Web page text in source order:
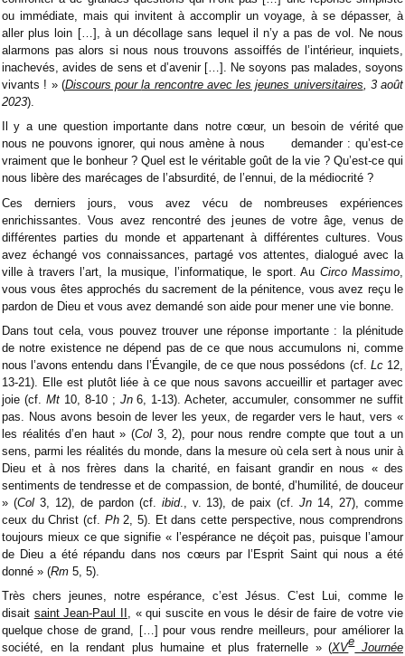
ou immédiate, mais qui invitent à accomplir un voyage, à se dépasser, à
aller plus loin […], à un décollage sans lequel il n’y a pas de vol. Ne nous
alarmons pas alors si nous nous trouvons assoiffés de l’intérieur, inquiets,
inachevés, avides de sens et d’avenir […]. Ne soyons pas malades, soyons
vivants ! » (Discours pour la rencontre avec les jeunes universitaires, 3 août
2023).
Il y a une question importante dans notre cœur, un besoin de vérité que
nous ne pouvons ignorer, qui nous amène à nous demander : qu’est-ce
vraiment que le bonheur ? Quel est le véritable goût de la vie ? Qu’est-ce qui
nous libère des marécages de l’absurdité, de l’ennui, de la médiocrité ?
Ces derniers jours, vous avez vécu de nombreuses expériences
enrichissantes. Vous avez rencontré des jeunes de votre âge, venus de
différentes parties du monde et appartenant à différentes cultures. Vous
avez échangé vos connaissances, partagé vos attentes, dialogué avec la
ville à travers l’art, la musique, l’informatique, le sport. Au Circo Massimo
vous vous êtes approchés du sacrement de la pénitence, vous avez reçu le
pardon de Dieu et vous avez demandé son aide pour mener une vie bonne.
Dans tout cela, vous pouvez trouver une réponse importante : la plénitude
de notre existence ne dépend pas de ce que nous accumulons ni, comme
nous l’avons entendu dans l’Évangile, de ce que nous possédons (cf. Lc12,
13-21). Elle est plutôt liée à ce que nous savons accueillir et partager avec
joie (cf. Mt10, 8-10 ; Jn6, 1-13). Acheter, accumuler, consommer ne suffit
pas. Nous avons besoin de lever les yeux, de regarder vers le haut, vers «
les réalités d’en haut » (Col 3, 2), pour nous rendre compte que tout a un
sens, parmi les réalités du monde, dans la mesure où cela sert à nous unir à
Dieu et à nos frères dans la charité, en faisant grandir en nous « des
sentiments de tendresse et de compassion, de bonté, d’humilité, de douceur
» (Col3, 12), de pardon (cf. ibid., v. 13), de paix (cf.Jn 14, 27), comme
ceux du Christ (cf. Ph2, 5). Et dans cette perspective, nous comprendrons
toujours mieux ce que signifie « l’espérance ne déçoit pas, puisque l’amour
de Dieu a été répandu dans nos cœurs par l’Esprit Saint qui nous a été
donné » (Rm 5, 5).
Très chers jeunes, notre espérance, c’est Jésus. C’est Lui, comme le
disait saint Jean-Paul II
, « qui suscite en vous le désir de faire de votre vie
quelque chose de grand, […] pour vous rendre meilleurs, pour améliorer la
société, en la rendant plus humaine et plus fraternelle » (XVeJournée